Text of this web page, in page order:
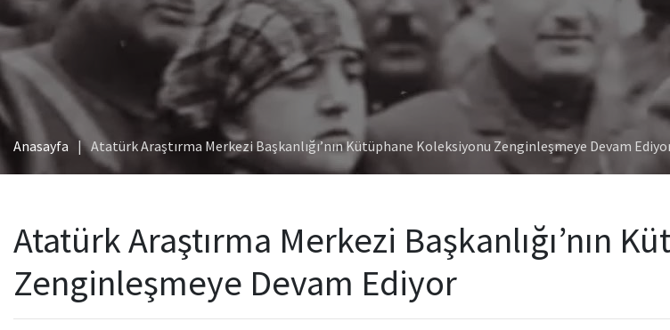
Anasayfa Atatürk Araştırma Merkezi Başkanlığı’nın Kütüphane Koleksiyonu Zenginleşmeye Devam
Atatürk Araştırma Merkezi Başkanlığı’nın
Zenginleşmeye Devam Ediyor